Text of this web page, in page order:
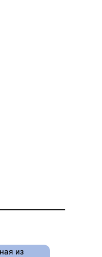
из